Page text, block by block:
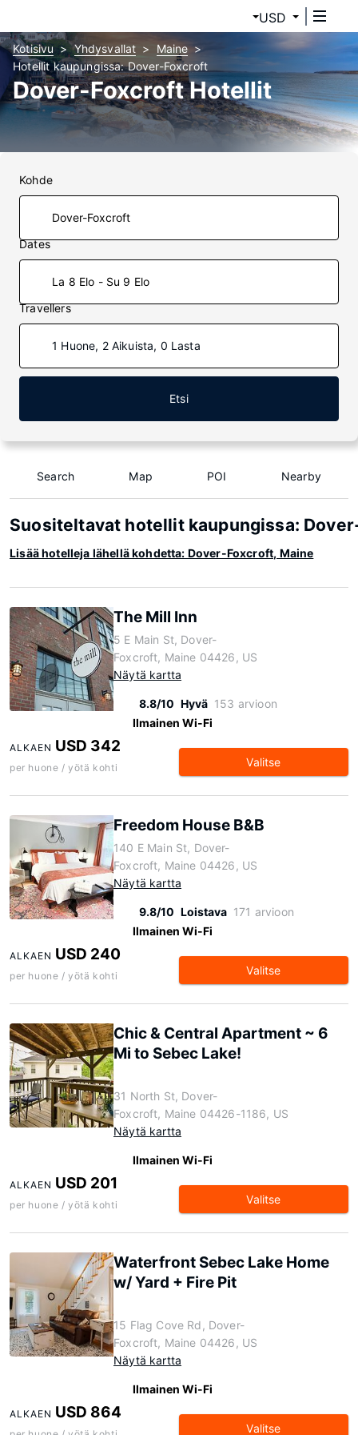
USD
Kotisivu Yhdysvallat
Maine
Hotellit kaupungissa: Dover-Foxcroft
Dover-Foxcroft Hotellit
Kohde
Dates
La 8 Elo - Su 9 Elo
Travellers
1 Huone, 2 Aikuista, 0 Lasta
Etsi
Search Map POI Nearby
Suositeltavat hotellit kaupungissa:
Lisää hotelleja lähellä kohdetta: Dover-Foxcroft, Maine
The Mill Inn
5 E Main St, Dover-
Foxcroft, Maine 04426, US
Näytä kartta
8.8/10 Hyvä 153 arvioon
Ilmainen Wi-Fi
ALKAEN USD 342
per huone / yötä kohti Valitse
Freedom House B&B
140 E Main St, Dover-
Foxcroft, Maine 04426, US
Näytä kartta
9.8/10 Loistava 171 arvioon
Ilmainen Wi-Fi
ALKAEN USD 240
per huone / yötä kohti Valitse
Chic & Central Apartment ~ 6
Mi to Sebec Lake!
31 North St, Dover-
Foxcroft, Maine 04426-1186, US
Näytä kartta
Ilmainen Wi-Fi
ALKAEN USD 201
per huone / yötä kohti Valitse
Waterfront Sebec Lake Home
w/ Yard + Fire Pit
15 Flag Cove Rd, Dover-
Foxcroft, Maine 04426, US
Näytä kartta
Ilmainen Wi-Fi
ALKAEN USD 864
Valitse